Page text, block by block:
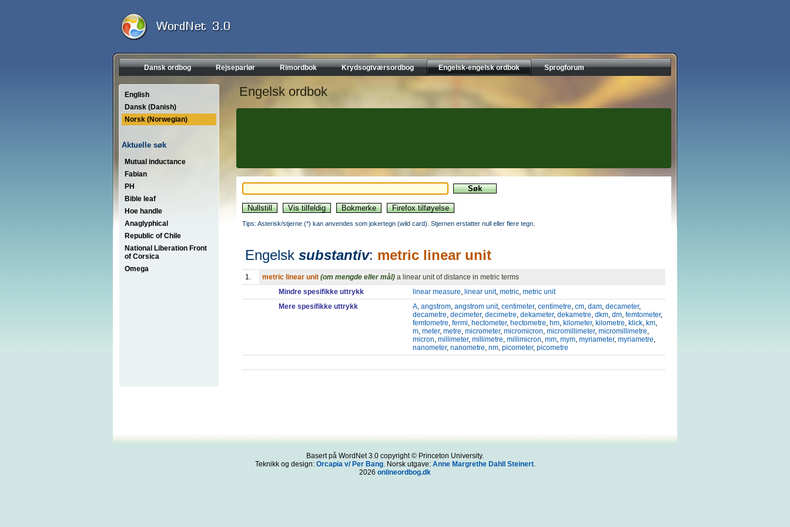
Dansk ordbog Rejseparlør Rimordbok Krydsogtværsordbog Engelsk-engelsk ordbok Sprogforum
English
Dansk (Danish)
Norsk (Norwegian)
Aktuelle søk
Mutual inductance
Fabian
PH
Bible leaf
Hoe handle
Anaglyphical
Republic of Chile
National Liberation Front
of Corsica
Omega
Engelsk ordbok
Tips: Asterisk/stjerne (*) kan anvendes som jokertegn (wild card). Stjernen erstatter null eller flere tegn.
Engelsk substantiv: metric linear unit
1. metric linear unit (om mengde eller mål) a linear unit of distance in metric terms
Mindre spesifikke uttrykk
linear measure, linear unit, metric, metric unit
Mere spesifikke uttrykk
A, angstrom, angstrom unit, centimeter, centimetre, cm, dam, decameter,
decametre, decimeter, decimetre, dekameter, dekametre, dkm, dm, femtometer,
femtometre, fermi, hectometer, hectometre, hm, kilometer, kilometre, klick, km,
m, meter, metre, micrometer, micromicron, micromillimeter, micromillimetre,
micron, millimeter, millimetre, millimicron, mm, mym, myriameter, myriametre,
nanometer, nanometre, nm, picometer, picometre
Basert på WordNet 3.0 copyright © Princeton University.
Teknikk og design: Orcapia v/ Per Bang. Norsk utgave: Anne Margrethe Dahll Steinert.
2026 onlineordbog.dk